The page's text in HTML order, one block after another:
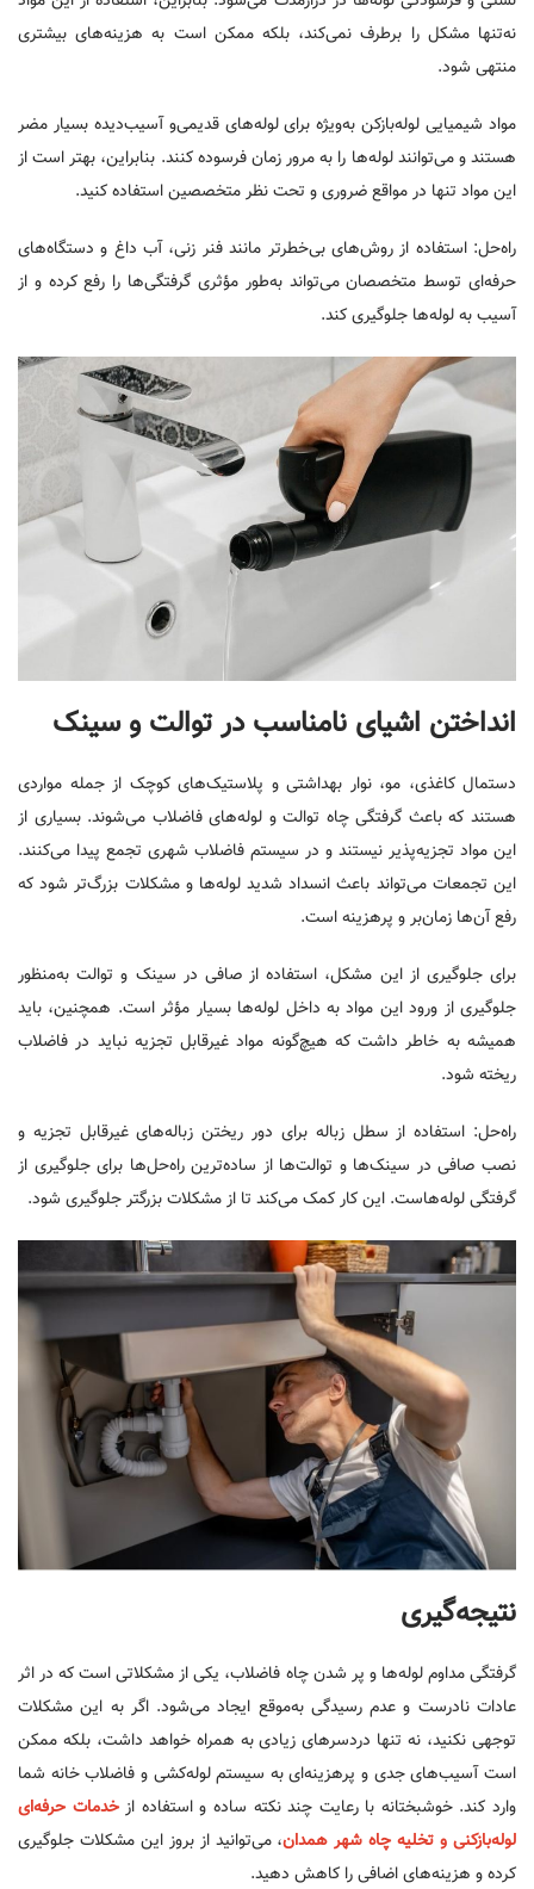
نه‌تنها مشکل را برطرف نمی‌کند، بلکه ممکن است به هزینه‌های بیشتری
منتهی شود.
مواد شیمیایی لوله‌بازکن به‌ویژه برای لوله‌های قدیمی‌و آسیب‌دیده بسیار مضر
هستند و می‌توانند لوله‌ها را به مرور زمان فرسوده کنند. بنابراین، بهتر است از
این مواد تنها در مواقع ضروری و تحت نظر متخصصین استفاده کنید.
راه‌حل: استفاده از روش‌های بی‌خطرتر مانند فنر زنی، آب داغ و دستگاه‌های
حرفه‌ای توسط متخصصان می‌تواند به‌طور مؤثری گرفتگی‌ها را رفع کرده و از
آسیب به لوله‌ها جلوگیری کند.
انداختن اشیای نامناسب در توالت و سینک
دستمال کاغذی، مو، نوار بهداشتی و پلاستیک‌های کوچک از جمله مواردی
هستند که باعث گرفتگی چاه توالت و لوله‌های فاضلاب می‌شوند. بسیاری از
این مواد تجزیه‌پذیر نیستند و در سیستم فاضلاب شهری تجمع پیدا می‌کنند.
این تجمعات می‌تواند باعث انسداد شدید لوله‌ها و مشکلات بزرگ‌تر شود که
رفع آن‌ها زمان‌بر و پرهزینه است.
برای جلوگیری از این مشکل، استفاده از صافی در سینک و توالت به‌منظور
جلوگیری از ورود این مواد به داخل لوله‌ها بسیار مؤثر است. همچنین، باید
همیشه به خاطر داشت که هیچ‌گونه مواد غیرقابل تجزیه نباید در فاضلاب
ریخته شود.
راه‌حل: استفاده از سطل زباله برای دور ریختن زباله‌های غیرقابل تجزیه و
نصب صافی در سینک‌ها و توالت‌ها از ساده‌ترین راه‌حل‌ها برای جلوگیری از
گرفتگی لوله‌هاست. این کار کمک می‌کند تا از مشکلات بزرگتر جلوگیری شود.
نتیجه‌گیری
گرفتگی مداوم لوله‌ها و پر شدن چاه فاضلاب، یکی از مشکلاتی است که در اثر
عادات نادرست و عدم رسیدگی به‌موقع ایجاد می‌شود. اگر به این مشکلات
توجهی نکنید، نه تنها دردسرهای زیادی به همراه خواهد داشت، بلکه ممکن
است آسیب‌های جدی و پرهزینه‌ای به سیستم لوله‌کشی و فاضلاب خانه شما
وارد کند. خوشبختانه با رعایت چند نکته ساده و استفاده ازخدمات حرفه‌ای
لوله‌بازکنی و تخلیه چاه شهر همدان، می‌توانید از بروز این مشکلات جلوگیری
کرده و هزینه‌های اضافی را کاهش دهید.